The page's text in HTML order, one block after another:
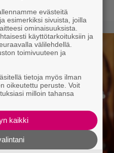
evästeitä
esimerkiksi sivuista, joilla
ominaisuuksista.
käyttötarkoituksiin ja
välilehdellä.
toimivuuteen ja
tietoja myös ilman
oikeutettu peruste. Voit
milloin tahansa
kaikki